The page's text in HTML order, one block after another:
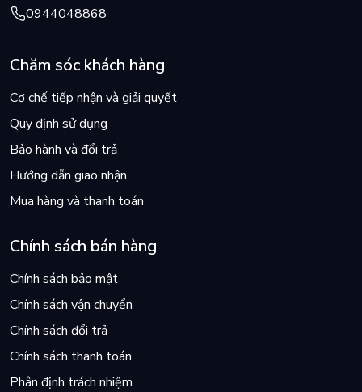
0944048868
Chăm sóc khách hàng
Cơ chế tiếp nhận và giải quyết
Quy định sử dụng
Bảo hành và đổi trả
Hướng dẫn giao nhận
Mua hàng và thanh toán
Chính sách bán hàng
Chính sách bảo mật
Chính sách vận chuyển
Chính sách đổi trả
Chính sách thanh toán
Phân định trách nhiệm